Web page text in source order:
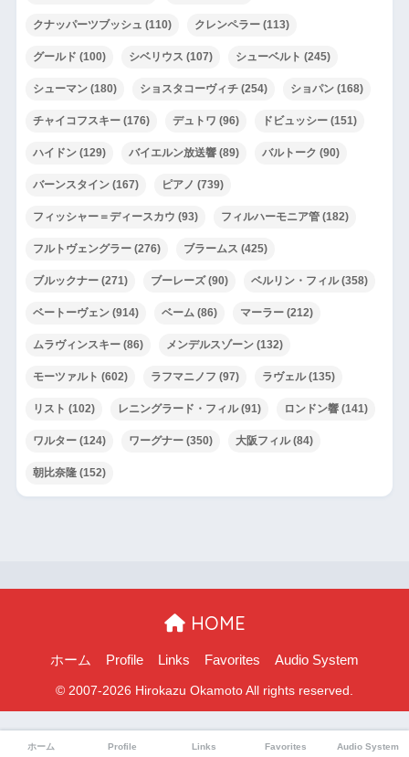
クナッパーツブッシュ (110) クレンペラー(113)
グールド (100) シベリウス (107) シューベルト (245)
シューマン(180) ショスタコーヴィチ(254) ショパン(168)
チャイコフスキー(176) デュトワ (96) ドビュッシー(151)
ハイドン(129) バイエルン放送響(89) バルトーク (90)
バーンスタイン(167) ピアノ (739)
フィッシャー＝ディースカウ (93) フィルハーモニア管(182)
フルトヴェングラー(276) ブラームス (425)
ブルックナー(271) ブーレーズ(90) ベルリン・フィル(358)
ベートーヴェン(914) ベーム (86) マーラー(212)
ムラヴィンスキー(86) メンデルスゾーン(132)
モーツァルト (602) ラフマニノフ (97) ラヴェル(135)
リスト (102) レニングラード・フィル(91) ロンドン響(141)
ワルター(124) ワーグナー(350) 大阪フィル(84)
朝比奈隆(152)
HOME
ホーム Profile Links Favorites Audio System
ホーム Profile Links Favorites Audio System